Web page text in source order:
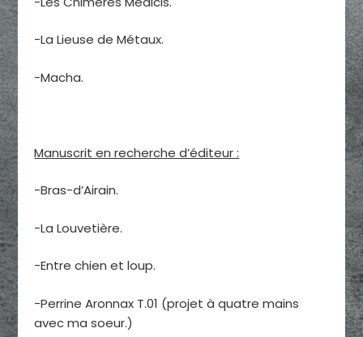
-La Lieuse de Métaux.
-Macha.
Manuscrit en recherche d’éditeur :
-Bras-d’Airain.
-La Louvetière.
-Entre chien et loup.
-Perrine Aronnax T.01 (projet à quatre mains
avec ma soeur.)